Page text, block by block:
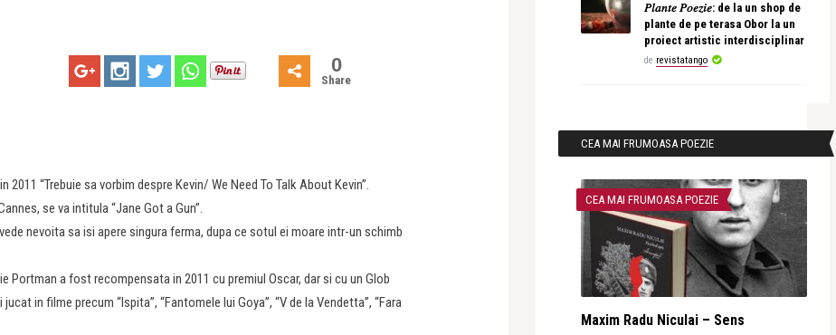
0
Share
“Trebuie sa vorbim despre Kevin/ We Need To Talk About Kevin”.
se va intitula “Jane Got a Gun”.
nevoita sa isi apere singura ferma, dupa ce sotul ei moare intr-un schimb
a fost recompensata in 2011 cu premiul Oscar, dar si cu un Glob
in filme precum “Ispita”, “Fantomele lui Goya”, “V de la Vendetta”, “Fara
𝑃𝑙𝑎𝑛𝑡𝑒 𝑃𝑜𝑒𝑧𝑖𝑒: de la un shop de
plante de pe terasa Obor la un
proiect artistic interdisciplinar
de revistatango
CEA MAI FRUMOASA POEZIE
CEA MAI FRUMOASA POEZIE
Maxim Radu Niculai – Sens